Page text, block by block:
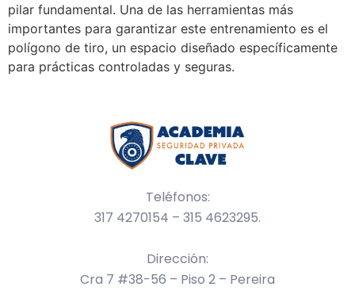
pilar fundamental. Una de las herramientas más
importantes para garantizar este entrenamiento es el
polígono de tiro, un espacio diseñado específicamente
para prácticas controladas y seguras.
Teléfonos:
317 4270154 – 315 4623295.
Dirección:
Cra 7 #38-56 – Piso 2 – Pereira